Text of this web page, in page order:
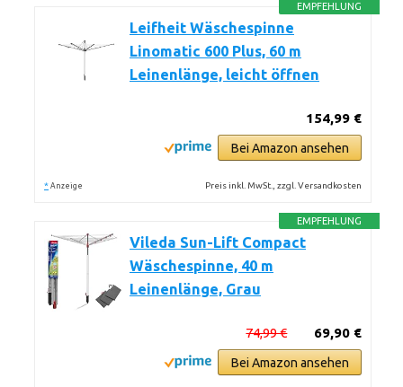
EMPFEHLUNG
Leifheit Wäschespinne
Linomatic 600 Plus, 60 m
Leinenlänge, leicht öffnen
154,99 €
Bei Amazon ansehen
* Anzeige Preis inkl. MwSt., zzgl. Versandkosten
EMPFEHLUNG
Vileda Sun-Lift Compact
Wäschespinne, 40 m
Leinenlänge, Grau
69,90 €
74,99 €
Bei Amazon ansehen